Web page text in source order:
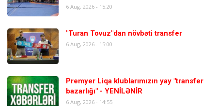
6 Aug, 2026 - 15:20
"Turan Tovuz"dan növbəti transfer
6 Aug, 2026 - 15:00
Premyer Liqa klublarımızın yay "transfer
bazarlığı" - YENİLƏNİR
6 Aug, 2026 - 14:55